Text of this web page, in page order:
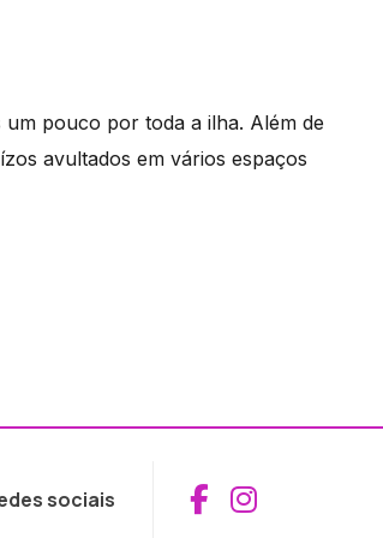
pouco por toda a ilha. Além de
avultados em vários espaços
sociais Aceder ao
Aceder